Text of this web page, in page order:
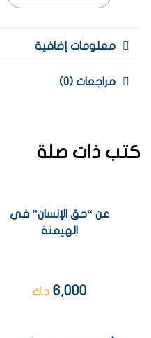
معلومات إضافية
مراجعات (0)
كتب ذات صلة
عن “حق الإنسان” في
الهيمنة
6,000 د.ك